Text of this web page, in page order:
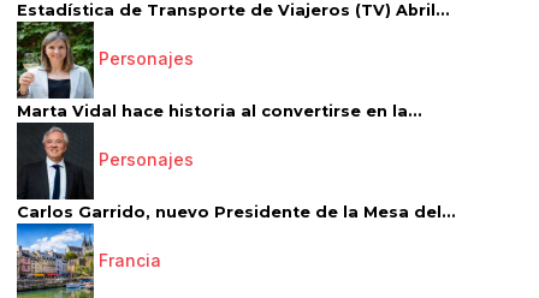
Estadística de Transporte de Viajeros (TV) Abril...
Personajes
Marta Vidal hace historia al convertirse en la...
Personajes
Carlos Garrido, nuevo Presidente de la Mesa del...
Francia